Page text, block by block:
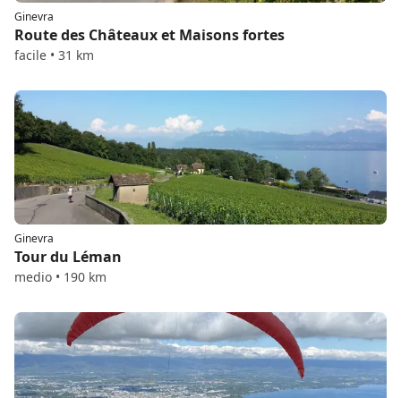
Ginevra
Route des Châteaux et Maisons fortes
facile • 31 km
Ginevra
Tour du Léman
medio • 190 km